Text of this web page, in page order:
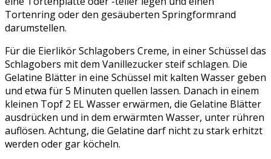
Tortenring oder den gesäuberten Springformrand
darumstellen.
Für die Eierlikör Schlagobers Creme, in einer Schüssel das
Schlagobers mit dem Vanillezucker steif schlagen. Die
Gelatine Blätter in eine Schüssel mit kalten Wasser geben
und etwa für 5 Minuten quellen lassen. Danach in einem
kleinen Topf 2 EL Wasser erwärmen, die Gelatine Blätter
ausdrücken und in dem erwärmten Wasser, unter rühren
auflösen. Achtung, die Gelatine darf nicht zu stark erhitzt
werden oder gar köcheln.